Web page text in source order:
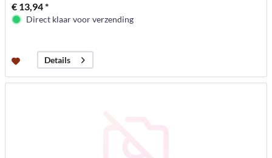
€ 13,94 *
Direct klaar voor verzending
Details